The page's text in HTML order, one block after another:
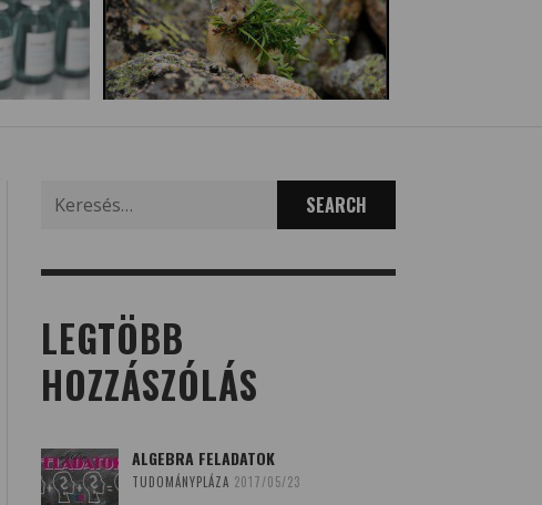
for:
LEGTÖBB
HOZZÁSZÓLÁS
ALGEBRA FELADATOK
TUDOMÁNYPLÁZA 2017/05/23